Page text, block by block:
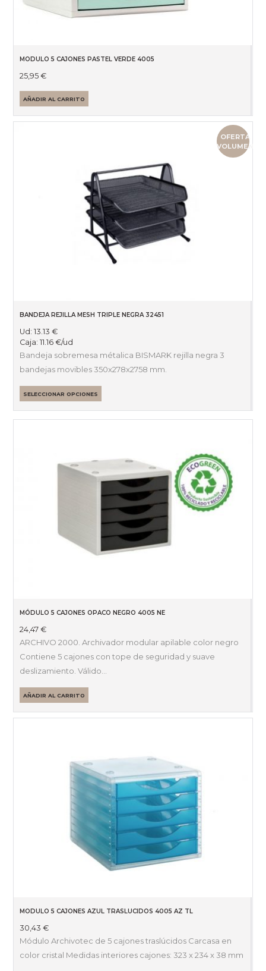
MODULO 5 CAJONES PASTEL VERDE 4005
25,95€
AÑADIR AL CARRITO
OFERTA
VOLUMEN
BANDEJA REJILLA MESH TRIPLE NEGRA 32451
Ud:13.13€
Caja:11.16€/ud
Bandeja sobremesa métalica BISMARK rejilla negra 3
bandejas movibles 350x278x2758 mm.
SELECCIONAR OPCIONES
MÓDULO 5 CAJONES OPACO NEGRO 4005 NE
24,47€
ARCHIVO 2000. Archivador modular apilable color negro
Contiene 5 cajones con tope de seguridad y suave
deslizamiento. Válido…
AÑADIR AL CARRITO
MODULO 5 CAJONES AZUL TRASLUCIDOS 4005 AZ TL
30,43€
Módulo Archivotec de 5 cajones traslúcidos Carcasa en
color cristal Medidas interiores cajones: 323 x 234 x 38 mm